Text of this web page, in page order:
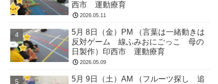
西市 運動療育
2026.05.11
5月 8日（金）PM （言葉は一緒動きは
反対ゲーム 線ふみおにごっこ 母の
日製作）印西市 運動療育
2026.05.09
5月 9日（土）AM （フルーツ探し 追